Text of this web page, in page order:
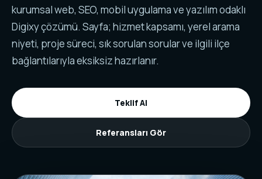
kurumsal web, SEO, mobil uygulama ve yazılım odaklı
Digixy çözümü. Sayfa; hizmet kapsamı, yerel arama
niyeti, proje süreci, sık sorulan sorular ve ilgili ilçe
bağlantılarıyla eksiksiz hazırlanır.
Teklif Al
Referansları Gör